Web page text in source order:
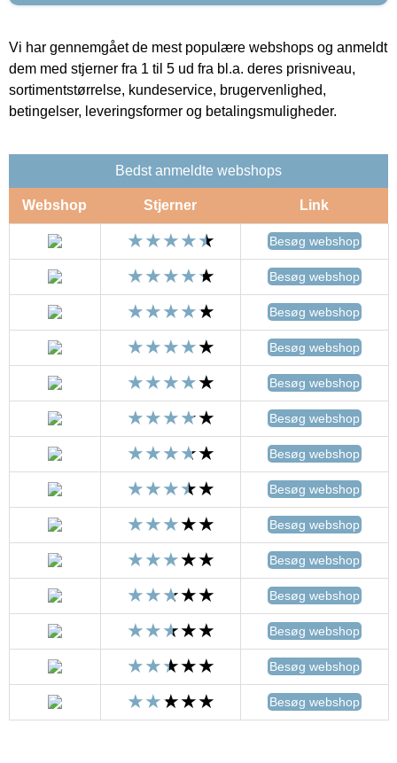
Vi har gennemgået de mest populære webshops og anmeldt
dem med stjerner fra 1 til 5 ud fra bl.a. deres prisniveau,
sortimentstørrelse, kundeservice, brugervenlighed,
betingelser, leveringsformer og betalingsmuligheder.
Bedst anmeldte webshops
Webshop Stjerner Link
Besøg webshop
Besøg webshop
Besøg webshop
Besøg webshop
Besøg webshop
Besøg webshop
Besøg webshop
Besøg webshop
Besøg webshop
Besøg webshop
Besøg webshop
Besøg webshop
Besøg webshop
Besøg webshop